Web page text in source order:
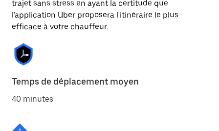
trajet sans stress en ayant la certitude que
l'application Uber proposera l'itinéraire le plus
efficace à votre chauffeur.
Temps de déplacement moyen
40 minutes